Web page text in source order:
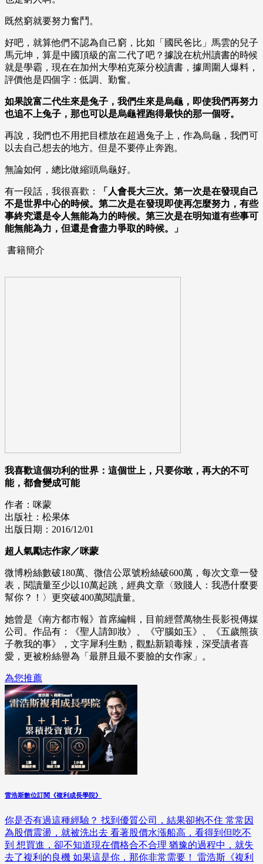
既然窮就要努力奮鬥。
好吧，就算他們不認為自己窮，比如「國民爸比」馬雲的兒子
馬元坤，算是中國頂級的富二代了吧？據說在杭州讀書的時候
就是學霸，現在在加州大學柏克萊分校讀書，據周圍人爆料，
評價他是四個字：低調、勤奮。
如果說富二代生來是兔子，我們生來是烏龜，即使我們再努力
也追不上兔子，那也可以是烏龜裡跑得最快的那一個呀。
再說，我們也不用把目標放在超過兔子上，作為烏龜，我們可
以去自己想去的地方。但是不要停止奔跑。
無論如何，總比做縮頭烏龜好。
有一段話，我很喜歡：
「人會長大三次。第一次是在發現自己
不是世界中心的時候。第二次是在發現即使再怎麼努力，有些
事終究還是令人無能為力的時候。第三次是在明知道有些事可
能無能為力，但還是會盡力爭取的時候。」
書籍簡介
我喜歡這個功利的世界：這個世上，只要你敢，再大的不可
能，都會變成可能
作者：咪蒙
出版社：松果体
出版日期：2016/12/01
超人氣勵志作家／咪蒙
微博粉絲數破180萬、微信公眾號粉絲破600萬，每次文章一發
表，閱讀量至少以10萬起跳，經典文章〈致賤人：我憑什麼要
幫你？！〉更突破400萬閱讀量。
她曾是《南方都市報》首席編輯，目前經營萬物生長影視傳媒
公司。作品有：《聖人請卸妝》、《守腦如玉》、《五歲熊孩
子教我的事》，文字犀利生動，觀點新穎毒辣，深受讀者喜
愛，更被粉絲譽為「最胖且最不要臉的女作家」。
為您推薦
雷浩斯數位訂閱《複利成長學院》
你是否有過這種經驗？ 找到優質公司，結果卻抱不住 常常因
為股價震盪，就被洗出去 看著股價水漲船高，看得到但吃不
到 想買進，卻不知道現在價格合不合理 猶豫的過程中，就失
去了複利的良機 如果這是你，那你非常需要！ 雷浩斯《複利